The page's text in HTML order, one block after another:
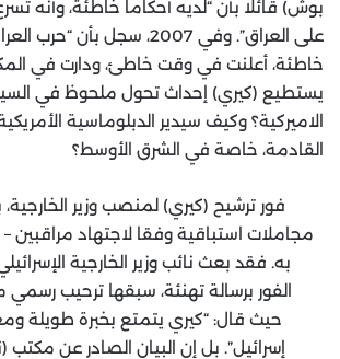
بوش) قائلا بأن “لديه أحكاما خاطئة، وأنه
على العراق”. وفي 2007، سجل بأن
خاطئة، أعلنت في وقت خاطئ، ودارت في
يستطيع (كيري) إحداث تحول ملحوظ في
الاميركية؟ وكيف سيدير الدبلوماسية
القادمة، خاصة في الشرق الأوسط؟
فور ترشيح (كيري) لمنصب وزير الخارجية،
مجاملات استباقية وفقا لاجتهاد مراقبين –
به. فقد بعث نائب وزير الخارجية
الفور برسالة تهنئة، سبقها ترحيب
حيث قال: “كيري يتمتع بخبرة طويلة
إسرائيل”. بل إن البيان الصادر عن